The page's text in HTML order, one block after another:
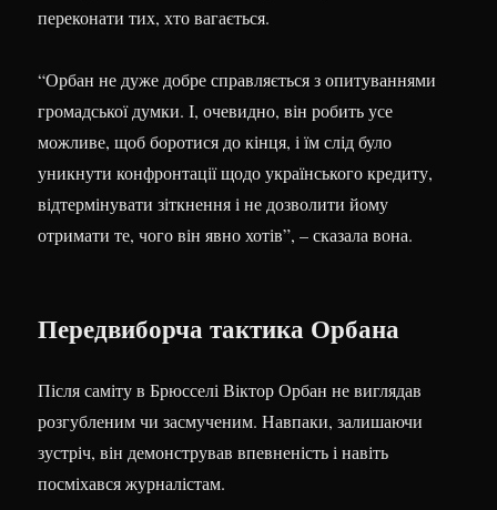
переконати тих, хто вагається.
“Орбан не дуже добре справляється з опитуваннями
громадської думки. І, очевидно, він робить усе
можливе, щоб боротися до кінця, і їм слід було
уникнути конфронтації щодо українського кредиту,
відтермінувати зіткнення і не дозволити йому
отримати те, чого він явно хотів”, – сказала вона.
Передвиборча тактика Орбана
Після саміту в Брюсселі Віктор Орбан не виглядав
розгубленим чи засмученим. Навпаки, залишаючи
зустріч, він демонстрував впевненість і навіть
посміхався журналістам.